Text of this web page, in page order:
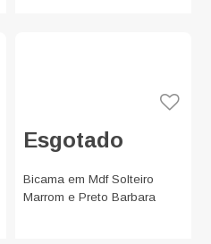
Esgotado
Bicama em Mdf Solteiro
Marrom e Preto Barbara